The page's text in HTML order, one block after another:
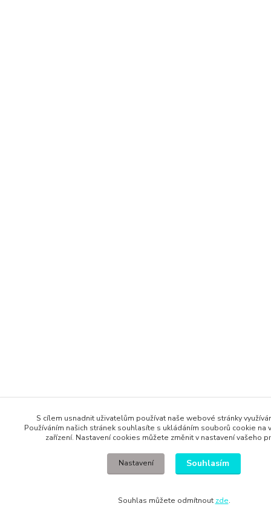
S cílem usnadnit uživatelům používat naše webové stránky
Používáním našich stránek souhlasíte s ukládáním souborů cookie na
zařízení. Nastavení cookies můžete změnit v nastavení vašeho
Nastavení Souhlasím
Souhlas můžete odmítnout zde.